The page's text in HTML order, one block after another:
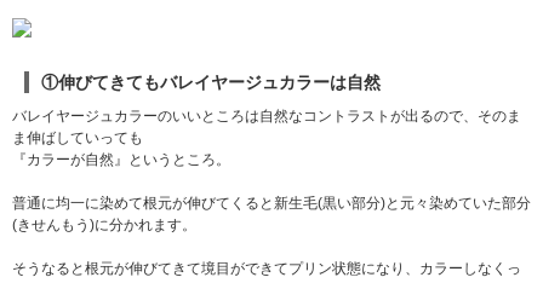
かしてあげましょう！
最初は根元&前髪からが基
本！ 基本は根元、前髪からドライしていきます。➀
すことで自然なボリュームUP
の根本。最後に毛先という順番でドライヤーをかけ
ていくと効率的かつきれいなヘアスタイルに乾かす
当たった時のカラーの見え方も違ってきます。 ふん
①伸びてきてもバレイヤージュカラーは自然
バレイヤージュカラーのいいところは自然なコントラストが出るので、そのま
ま伸ばしていっても
『カラーが自然』というところ。
普通に均一に染めて根元が伸びてくると新生毛(黒い部分)と元々染めていた部分
(きせんもう)に分かれます。
そうなると根元が伸びてきて境目ができてプリン状態になり、カラーしなくっ